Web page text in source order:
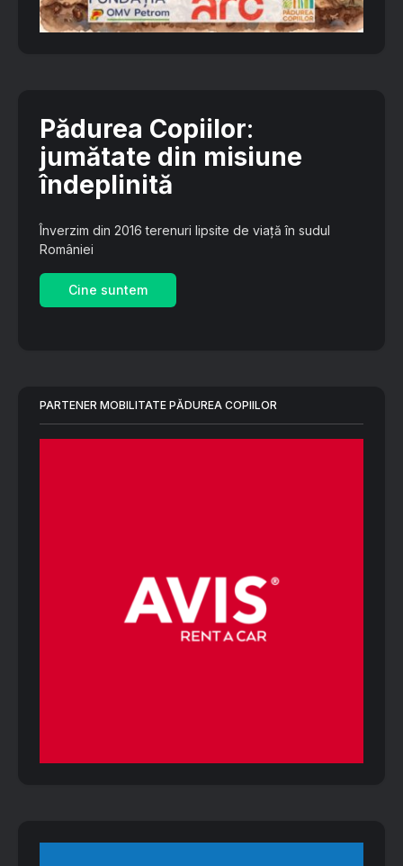
Pădurea Copiilor:
jumătate din misiune
îndeplinită
Înverzim din 2016 terenuri lipsite de viață în sudul
României
Cine suntem
PARTENER MOBILITATE PĂDUREA COPIILOR